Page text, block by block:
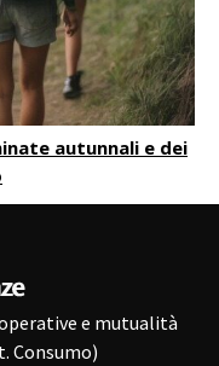
autunnali e dei
e mutualità
Consumo)